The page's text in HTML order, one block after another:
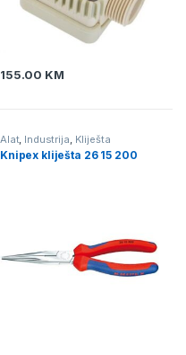
155.00 KM
Alat, Industrija Kliješta
Knipex kliješta 26 15 200